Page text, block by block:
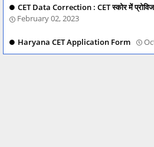
CET Data Correction : CET स्कोर में
February 02, 2023
Haryana CET Application Form